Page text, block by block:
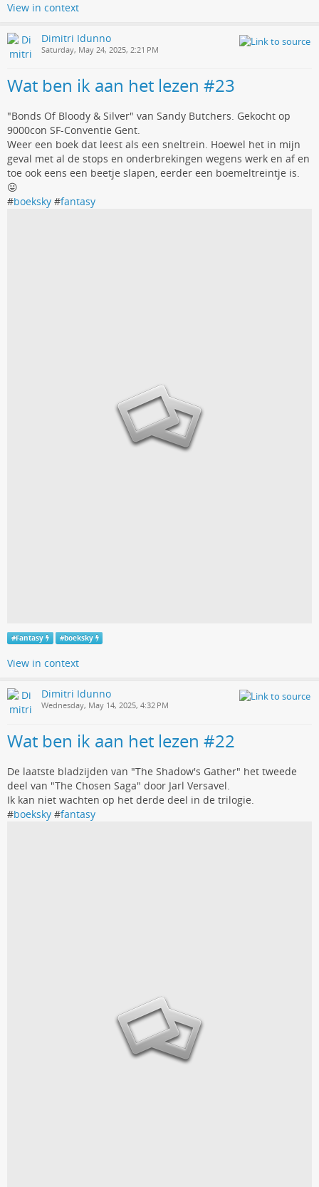
View in context
Dimitri Idunno
Saturday, May 24, 2025, 2:21 PM
Wat ben ik aan het lezen #23
"Bonds Of Bloody & Silver" van Sandy Butchers. Gekocht op
9000con SF-Conventie Gent.
Weer een boek dat leest als een sneltrein. Hoewel het in mijn
geval met al de stops en onderbrekingen wegens werk en af en
toe ook eens een beetje slapen, eerder een boemeltreintje is.
😛
#boeksky #fantasy
#Fantasy #boeksky
View in context
Dimitri Idunno
Wednesday, May 14, 2025, 4:32 PM
Wat ben ik aan het lezen #22
De laatste bladzijden van "The Shadow's Gather" het tweede
deel van "The Chosen Saga" door Jarl Versavel.
Ik kan niet wachten op het derde deel in de trilogie.
#boeksky #fantasy